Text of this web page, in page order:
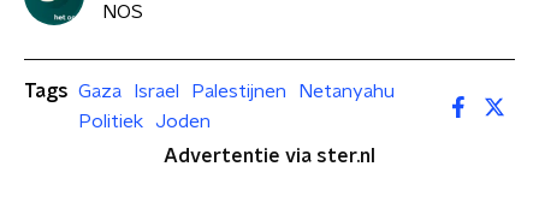
NOS
Tags Gaza Israel Palestijnen
Netanyahu
Politiek
Joden
Advertentie via ster.nl